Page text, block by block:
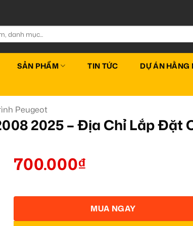
SẢN PHẨM TIN TỨC DỰ ÁN HẰNG
Peugeot
2025 – Địa Chỉ Lắp Đặt
700.000₫
MUA NGAY